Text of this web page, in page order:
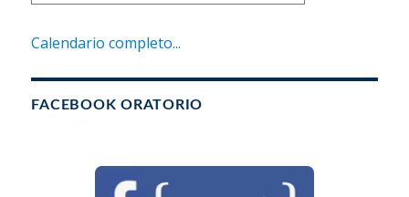
Calendario completo...
FACEBOOK ORATORIO